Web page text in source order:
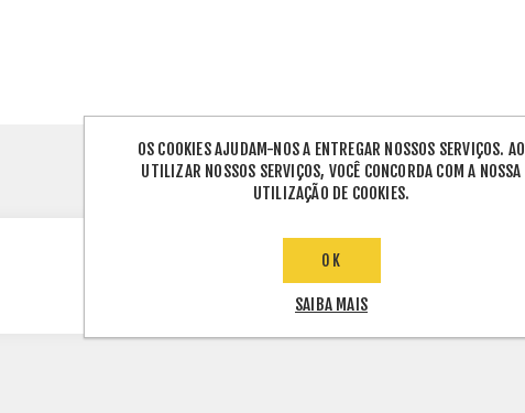
INFORMAÇÕES TÉCNICAS
OS COOKIES AJUDAM-NOS A ENTREGAR NOSSOS SERVIÇOS. AO
UTILIZAR NOSSOS SERVIÇOS, VOCÊ CONCORDA COM A NOSSA
UTILIZAÇÃO DE COOKIES.
OK
SAIBA MAIS